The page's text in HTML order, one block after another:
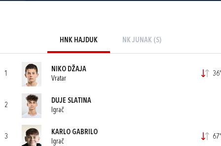
HNK HAJDUK NK JUNAK (S)
1
NIKO DŽAJA
Vratar
36'
2
DUJE SLATINA
Igrač
3
KARLO GABRILO
Igrač
67'